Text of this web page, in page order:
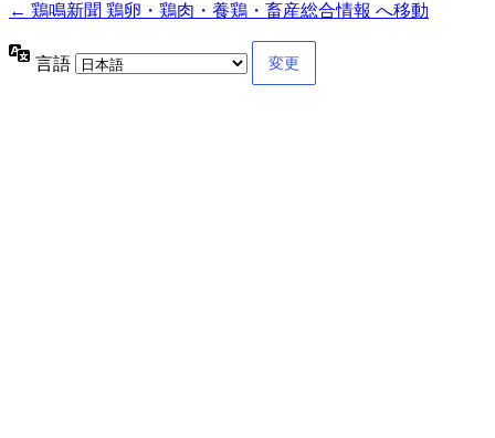
← 鶏鳴新聞 鶏卵・鶏肉・養鶏・畜産総合情報 へ移動
言語